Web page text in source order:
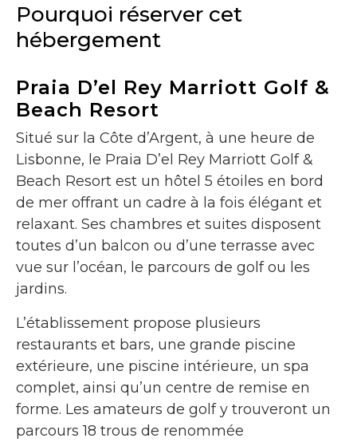
Pourquoi réserver cet
hébergement
Praia D’el Rey Marriott Golf &
Beach Resort
Situé sur la Côte d’Argent, à une heure de
Lisbonne, le Praia D’el Rey Marriott Golf &
Beach Resort est un hôtel 5 étoiles en bord
de mer offrant un cadre à la fois élégant et
relaxant. Ses chambres et suites disposent
toutes d’un balcon ou d’une terrasse avec
vue sur l’océan, le parcours de golf ou les
jardins.
L’établissement propose plusieurs
restaurants et bars, une grande piscine
extérieure, une piscine intérieure, un spa
complet, ainsi qu’un centre de remise en
forme. Les amateurs de golf y trouveront un
parcours 18 trous de renommée